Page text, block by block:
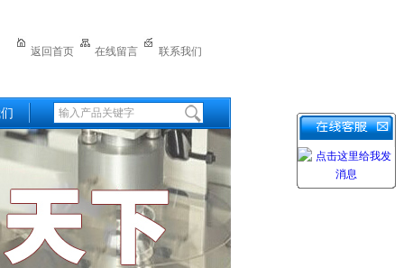
返回首页 在线留言 联系我们